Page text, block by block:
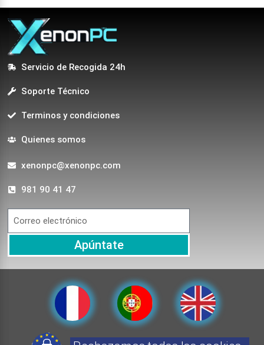
Servicio de Recogida 24h
Soporte Técnico
Terminos y condiciones
Quienes somos
xenonpc@xenonpc.com
981 90 41 47
Apúntate